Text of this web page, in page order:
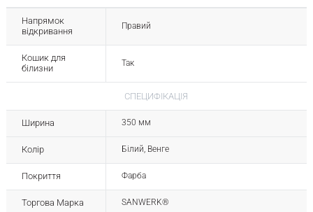
Напрямок
відкривання
Правий
Кошик для
білизни
Так
СПЕЦИФІКАЦІЯ
Ширина 350 мм
Колір Білий, Венге
Покриття Фарба
Торгова Марка SANWERK®